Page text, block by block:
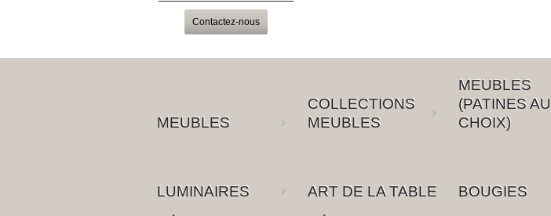
Contactez-nous
MEUBLES
COLLECTIONS
MEUBLES
MEUBLES
(PATINES AU
CHOIX)
LUMINAIRES ART DE LA TABLE BOUGIES